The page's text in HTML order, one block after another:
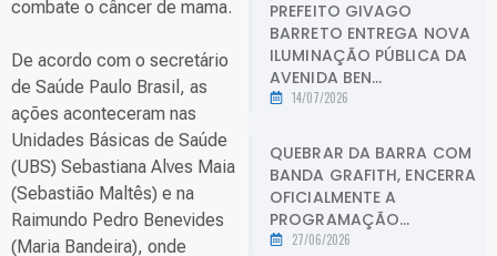
combate o câncer de mama.
De acordo com o secretário
de Saúde Paulo Brasil, as
ações aconteceram nas
Unidades Básicas de Saúde
(UBS) Sebastiana Alves Maia
(Sebastião Maltês) e na
Raimundo Pedro Benevides
(Maria Bandeira), onde
PREFEITO GIVAGO
BARRETO ENTREGA NOVA
ILUMINAÇÃO PÚBLICA DA
AVENIDA BEN...
14/07/2026
QUEBRAR DA BARRA COM
BANDA GRAFITH, ENCERRA
OFICIALMENTE A
PROGRAMAÇÃO...
27/06/2026